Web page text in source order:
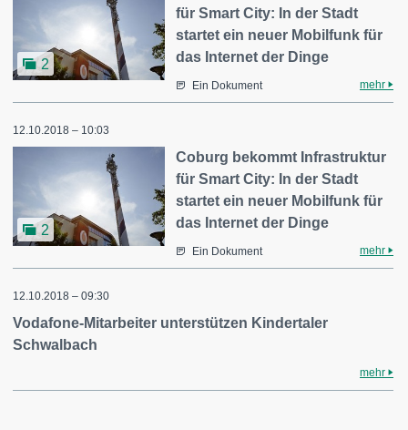
2
für Smart City: In der Stadt
startet ein neuer Mobilfunk für
das Internet der Dinge
Ein Dokument mehr
12.10.2018 – 10:03
2
Coburg bekommt Infrastruktur
für Smart City: In der Stadt
startet ein neuer Mobilfunk für
das Internet der Dinge
Ein Dokument mehr
12.10.2018 – 09:30
Vodafone-Mitarbeiter unterstützen Kindertaler
Schwalbach
mehr